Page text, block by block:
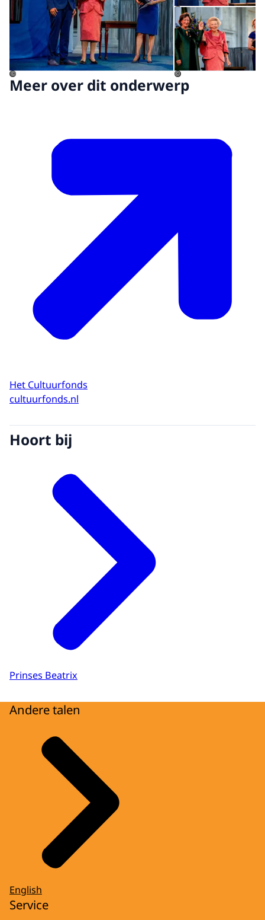
©
©
©
Meer over dit onderwerp
Het Cultuurfonds
cultuurfonds.nl
Hoort bij
Prinses Beatrix
Andere talen
English
Service